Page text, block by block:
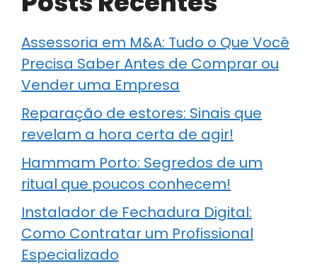
Assessoria em M&A: Tudo o Que Você
Precisa Saber Antes de Comprar ou
Vender uma Empresa
Reparação de estores: Sinais que
revelam a hora certa de agir!
Hammam Porto: Segredos de um
ritual que poucos conhecem!
Instalador de Fechadura Digital:
Como Contratar um Profissional
Especializado